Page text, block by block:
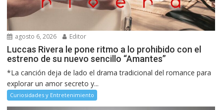
agosto 6, 2026 Editor
Luccas Rivera le pone ritmo a lo prohibido con el
estreno de su nuevo sencillo “Amantes”
*La canción deja de lado el drama tradicional del romance para
explorar un amor secreto y...
Curiosidades y Entretenimiento